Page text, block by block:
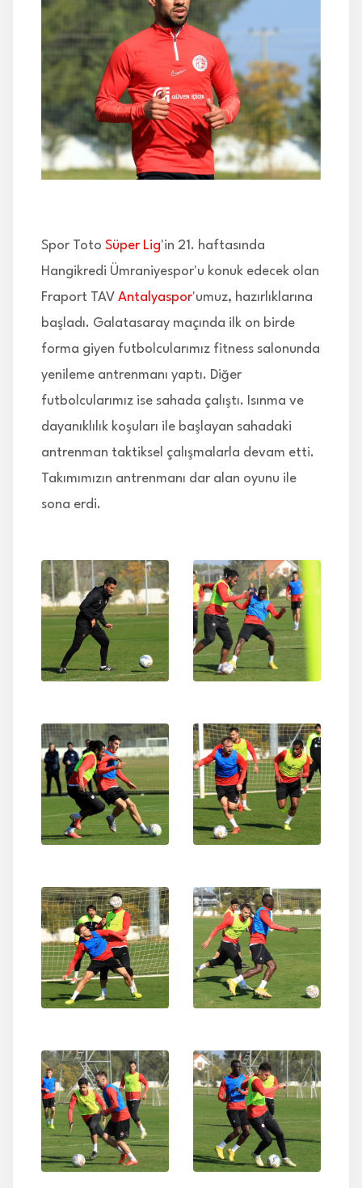
İLETİŞİM
Spor Toto Süper Lig'in 21. haftasında
Hangikredi Ümraniyespor'u konuk edecek olan
Fraport TAV Antalyaspor'umuz, hazırlıklarına
başladı. Galatasaray maçında ilk on birde
forma giyen futbolcularımız fitness salonunda
yenileme antrenmanı yaptı. Diğer
futbolcularımız ise sahada çalıştı. Isınma ve
dayanıklılık koşuları ile başlayan sahadaki
antrenman taktiksel çalışmalarla devam etti.
Takımımızın antrenmanı dar alan oyunu ile
sona erdi.